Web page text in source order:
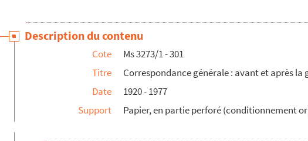
identifié
identifiéDescription du contenu
Cote
Ms 3273/1 - 301
Titre
Correspondance générale : avant et après la
Date
1920 - 1977
Support
Papier, en partie perforé (conditionnement